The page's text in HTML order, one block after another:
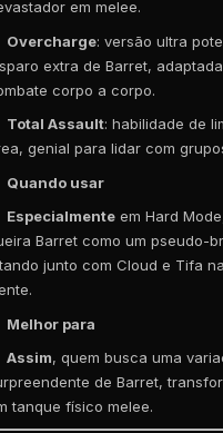
em melee.
Overcharge: versão ultra
extra de Barret,
corpo a corpo.
Total Assault: habilidade de
genial para lidar com
Quando usar
Especialmente em Hard
Barret como um pseudo-
junto com Cloud e Tifa
Melhor para
Assim, quem busca uma
de Barret,
tanque físico melee.